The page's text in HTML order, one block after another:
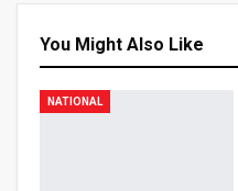
You Might Also Like
NATIONAL